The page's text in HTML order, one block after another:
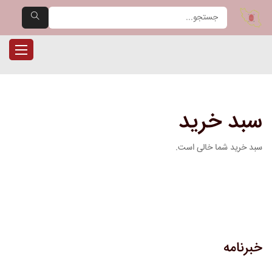
ایران حضور — مرجع تخصصی
ناوبری
سبد خرید
سبد خرید شما خالی است.
خبرنامه